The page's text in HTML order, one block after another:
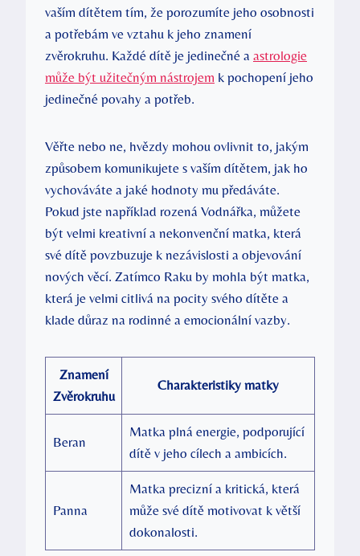
vaším dítětem tím, že porozumíte jeho osobnosti
a potřebám ve vztahu k jeho znamení
zvěrokruhu. Každé dítě je jedinečné a astrologie
může být užitečným nástrojem k pochopení jeho
jedinečné povahy a potřeb.
Věřte nebo ne, hvězdy mohou ovlivnit to, jakým
způsobem komunikujete s vaším dítětem, jak ho
vychováváte a jaké hodnoty mu předáváte.
Pokud jste například rozená Vodnářka, můžete
být velmi kreativní a nekonvenční matka, která
své dítě povzbuzuje k nezávislosti a objevování
nových věcí. Zatímco Raku by mohla být matka,
která je velmi citlivá na pocity svého dítěte a
klade důraz na rodinné a emocionální vazby.
Znamení
Zvěrokruhu
Charakteristiky matky
Beran
Matka plná energie, podporující
dítě v jeho cílech a ambicích.
Panna
Matka precizní a kritická, která
může své dítě motivovat k větší
dokonalosti.